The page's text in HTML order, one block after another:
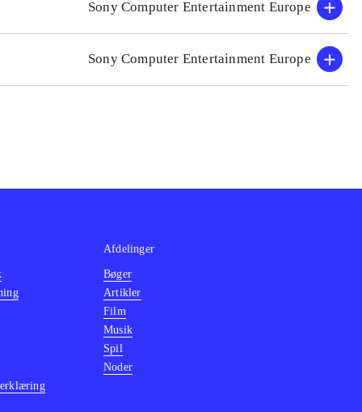
Sony Computer Entertainment Europe
Sony Computer Entertainment Europe
Afdelinger
Bøger
Artikler
Film
Musik
Spil
Noder